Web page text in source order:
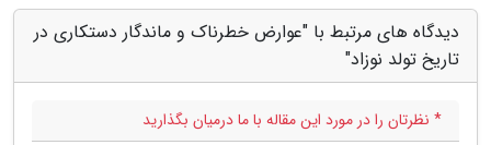
دیدگاه های مرتبط با "عوارض خطرناک و ماندگار دستکاری در
تاریخ تولد نوزاد"
* نظرتان را در مورد این مقاله با ما درمیان بگذارید